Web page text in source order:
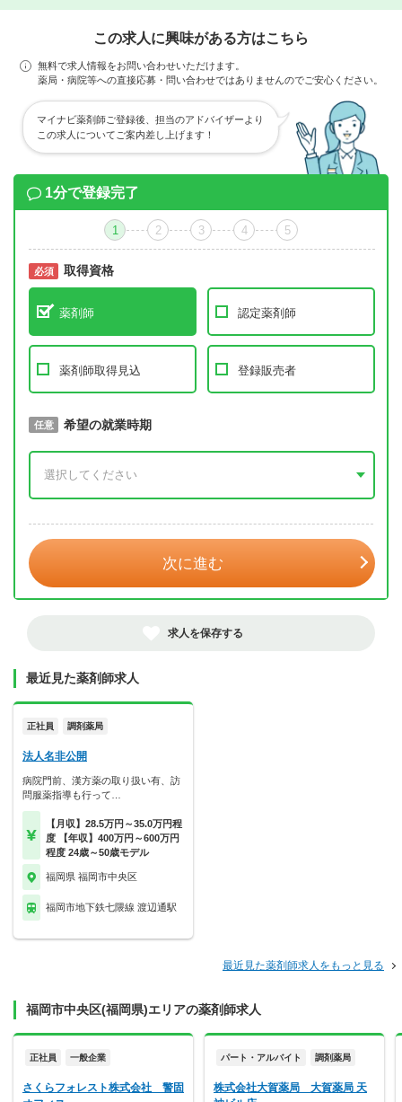
この求人に興味がある方はこちら
無料で求人情報をお問い合わせいただけます。
薬局・病院等への直接応募・問い合わせではありませんのでご安心ください。
マイナビ薬剤師ご登録後、担当のアドバイザーより
この求人についてご案内差し上げます！
1分で登録完了
1 2 3 4 5
必須 取得資格
薬剤師 認定薬剤師
薬剤師取得見込 登録販売者
必須 取得予定年
任意 希望の就業時期
次に進む
求人を保存する
最近見た薬剤師求人
正社員 調剤薬局
法人名非公開
病院門前、漢方薬の取り扱い有、訪
問服薬指導も行って…
【月収】28.5万円～35.0万円程
度 【年収】400万円～600万円
程度 24歳～50歳モデル
福岡県 福岡市中央区
福岡市地下鉄七隈線 渡辺通駅
最近見た薬剤師求人をもっと見る
福岡市中央区(福岡県)エリアの薬剤師求人
正社員 一般企業
さくらフォレスト株式会社 警固
パート・アルバイト 調剤薬局
株式会社大賀薬局 大賀薬局 天